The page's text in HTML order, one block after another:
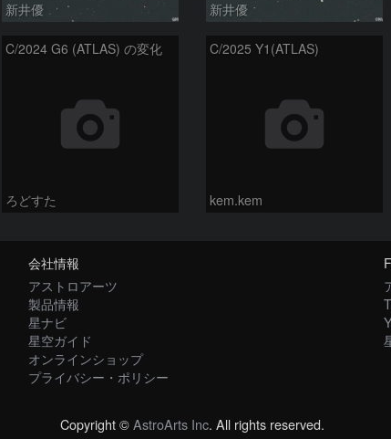
新井優 新井優
C/2024 G6 (ATLAS) の変化
ろどすた
C/2025 Y1(ATLAS)
kem.kem
会社情報
アストロアーツ
製品情報
星ナビ
星空ガイド
オンラインショップ
プライバシー・ポリシー
Copyright ©AstroArts Inc. All rights reserved.